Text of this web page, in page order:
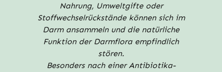
Nahrung, Umweltgifte oder
Stoffwechselrückstände können sich im
Darm ansammeln und die natürliche
Funktion der Darmflora empfindlich
stören.
Besonders nach einer Antibiotika-